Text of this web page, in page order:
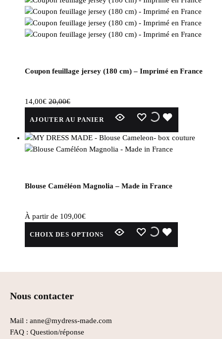
Coupon feuillage jersey (180 cm) – Imprimé en France
14,00€ 20,00€
AJOUTER AU PANIER WISHLIST
WISHLIST
Blouse Caméléon Magnolia – Made in France
À partir de 109,00€
CHOIX DES OPTIONS
variations.
être
WISHLIST
WISHLIST
Nous contacter
Mail : anne@mydress-made.com
FAQ : Question/réponse